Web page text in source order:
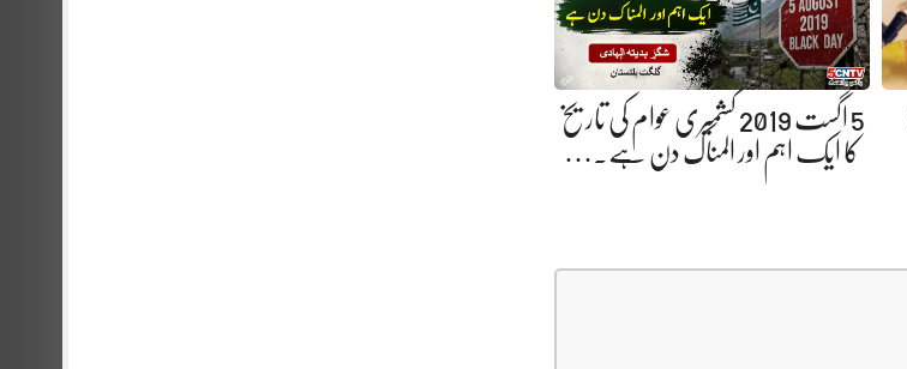
5 اگست 2019 کشمیری عوام کی تاریخ
کا ایک اہم اور المناک دن ہے.…